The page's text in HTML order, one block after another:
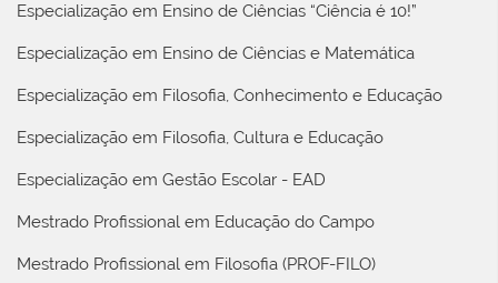
Especialização em Ensino de Ciências “Ciência é 10!”
Especialização em Ensino de Ciências e Matemática
Especialização em Filosofia, Conhecimento e Educação
Especialização em Filosofia, Cultura e Educação
Especialização em Gestão Escolar - EAD
Mestrado Profissional em Educação do Campo
Mestrado Profissional em Filosofia (PROF-FILO)